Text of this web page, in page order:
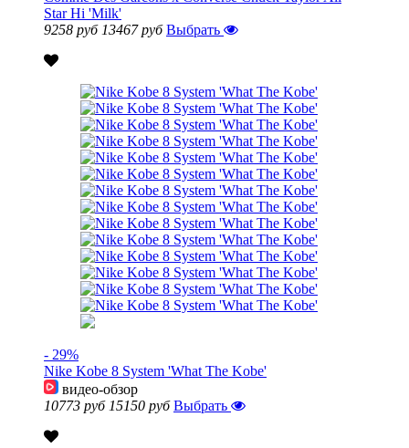
Star Hi 'Milk'
9258 руб 13467 руб Выбрать
- 29%
Nike Kobe 8 System 'What The Kobe'
видео-обзор
10773 руб 15150 руб Выбрать